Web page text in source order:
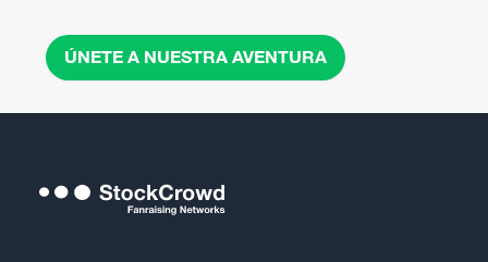
ÚNETE A NUESTRA AVENTURA